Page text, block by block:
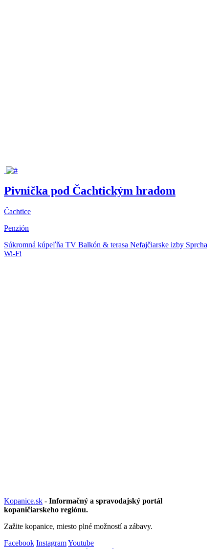
Pivnička pod Čachtickým hradom
Čachtice
Penzión
Súkromná kúpeľňa TV Balkón & terasa Nefajčiarske izby Sprcha
Wi-Fi
Kopanice.sk - Informačný a spravodajský portál
kopaničiarskeho regiónu.
Zažite kopanice, miesto plné možností a zábavy.
Facebook InstagramYoutube